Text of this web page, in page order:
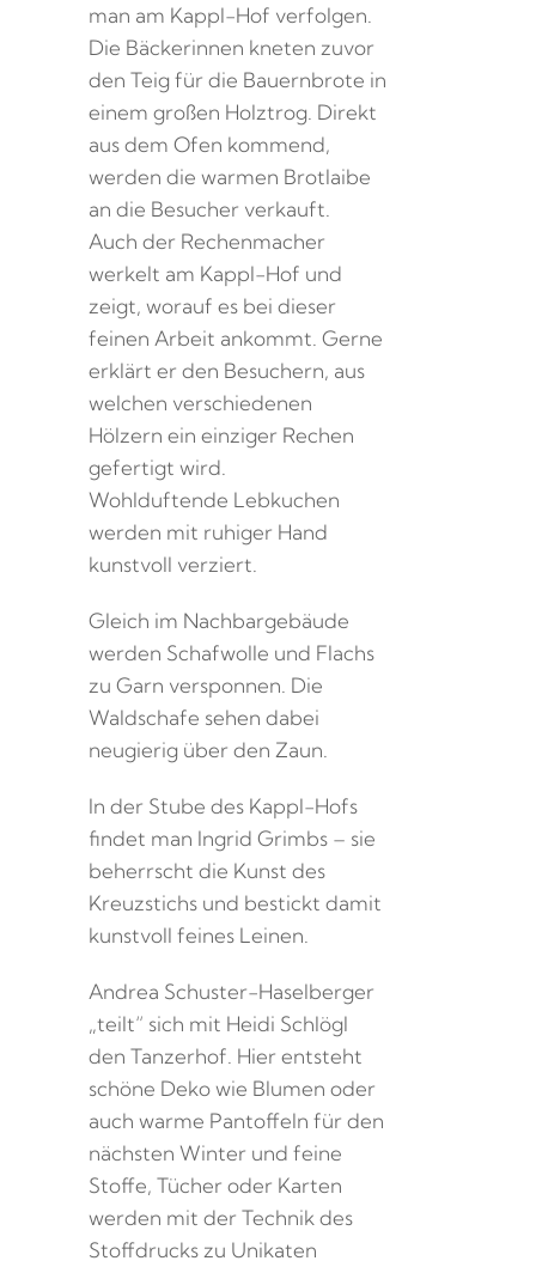
man am Kappl-Hof verfolgen.
Die Bäckerinnen kneten zuvor
den Teig für die Bauernbrote in
einem großen Holztrog. Direkt
aus dem Ofen kommend,
werden die warmen Brotlaibe
an die Besucher verkauft.
Auch der Rechenmacher
werkelt am Kappl-Hof und
zeigt, worauf es bei dieser
feinen Arbeit ankommt. Gerne
erklärt er den Besuchern, aus
welchen verschiedenen
Hölzern ein einziger Rechen
gefertigt wird.
Wohlduftende Lebkuchen
werden mit ruhiger Hand
kunstvoll verziert.
Gleich im Nachbargebäude
werden Schafwolle und Flachs
zu Garn versponnen. Die
Waldschafe sehen dabei
neugierig über den Zaun.
In der Stube des Kappl-Hofs
findet man Ingrid Grimbs – sie
beherrscht die Kunst des
Kreuzstichs und bestickt damit
kunstvoll feines Leinen.
Andrea Schuster-Haselberger
„teilt“ sich mit Heidi Schlögl
den Tanzerhof. Hier entsteht
schöne Deko wie Blumen oder
auch warme Pantoffeln für den
nächsten Winter und feine
Stoffe, Tücher oder Karten
werden mit der Technik des
Stoffdrucks zu Unikaten